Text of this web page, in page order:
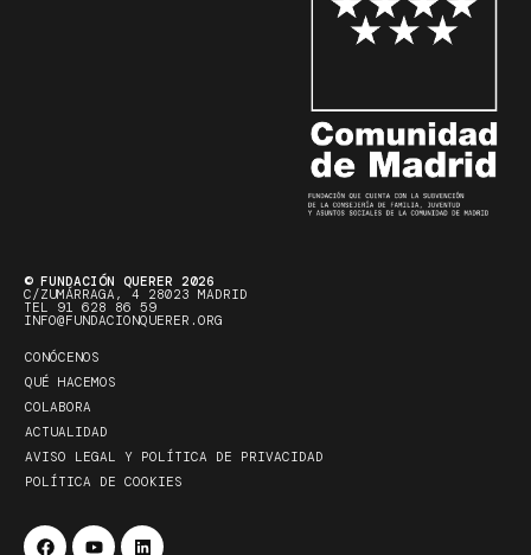
© FUNDACIÓN QUERER 2026
C/ZUMÁRRAGA, 4 28023 MADRID
TEL 91 628 86 59
INFO@FUNDACIONQUERER.ORG
CONÓCENOS
QUÉ HACEMOS
COLABORA
ACTUALIDAD
AVISO LEGAL Y POLÍTICA DE PRIVACIDAD
POLÍTICA DE COOKIES